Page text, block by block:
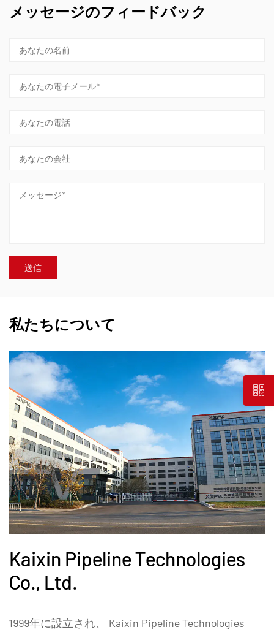
メッセージのフィードバック
私たちについて
Kaixin Pipeline Technologies
Co., Ltd.
1999年に設立され、 Kaixin Pipeline Technologies